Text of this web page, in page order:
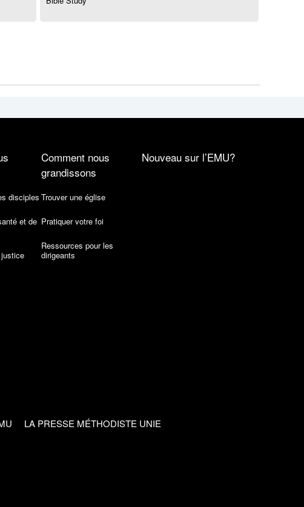
disciples
et de
Comment nous
grandissons
Trouver une église
Pratiquer votre foi
Ressources pour les
dirigeants
Nouveau sur l’EMU?
LA PRESSE MÉTHODISTE UNIE